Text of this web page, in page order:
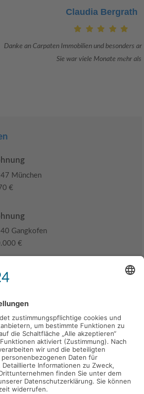
Claudia Bergrath
und besonders an Frau Adriana Sarca.
war viele Monate mehr als ...
München
€
Gangkofen
€
€
Mieten Vermieten
Impressum